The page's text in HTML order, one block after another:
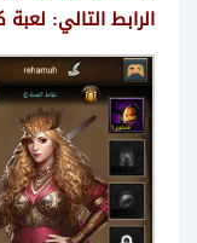
الرابط التالي: